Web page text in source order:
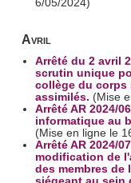
6/05/2024)
Avril
Arrêté du 2 avril
scrutin unique
collège du
assimilés. (Mise
Arrêté AR 2024/
informatique au
(Mise en ligne le
Arrêté AR 2024/
modification de
des membres de